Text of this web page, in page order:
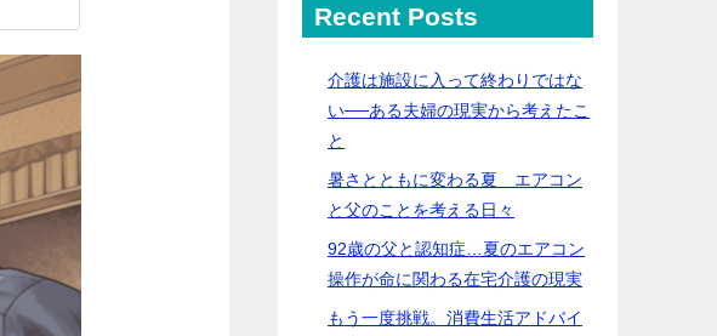
Recent Posts
介護は施設に入って終わりではな
い──ある夫婦の現実から考えたこ
と
暑さとともに変わる夏 エアコン
と父のことを考える日々
92歳の父と認知症…夏のエアコン
操作が命に関わる在宅介護の現実
もう一度挑戦。消費生活アドバイ